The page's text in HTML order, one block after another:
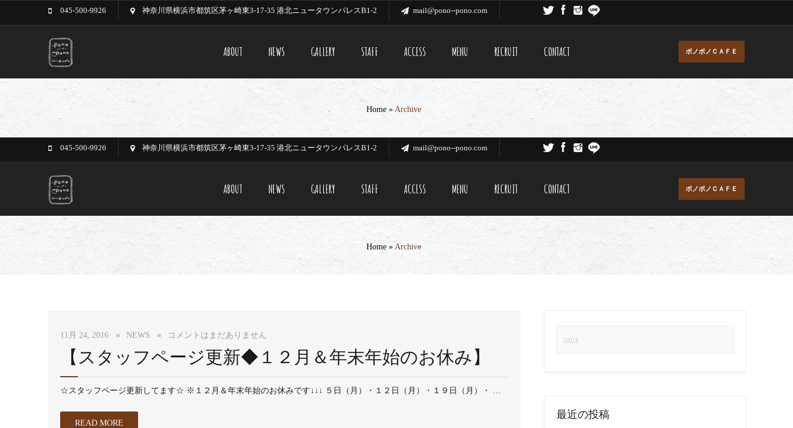
045-500-9926 神奈川県横浜市都筑区茅ヶ崎東3-17-35 港北ニュータウンパレスB1-2 mail@pono--pono.com
ABOUT NEWS GALLERY STAFF ACCESS MENU RECRUIT CONTACT ポノポノＣＡＦＥ
Home» Archive
045-500-9926 神奈川県横浜市都筑区茅ヶ崎東3-17-35 港北ニュータウンパレスB1-2 mail@pono--pono.com
ABOUT NEWS GALLERY STAFF ACCESS MENU RECRUIT CONTACT ポノポノＣＡＦＥ
Home» Archive
11月 24, 2016 NEWS コメントはまだありません
【スタッフページ更新◆１２月＆年末年始のお休み】
☆スタッフページ更新してます☆ ※１２月＆年末年始のお休みです↓↓↓ ５日（月）・１２日（月）・１９日（月）・ …
READ MORE
最近の投稿